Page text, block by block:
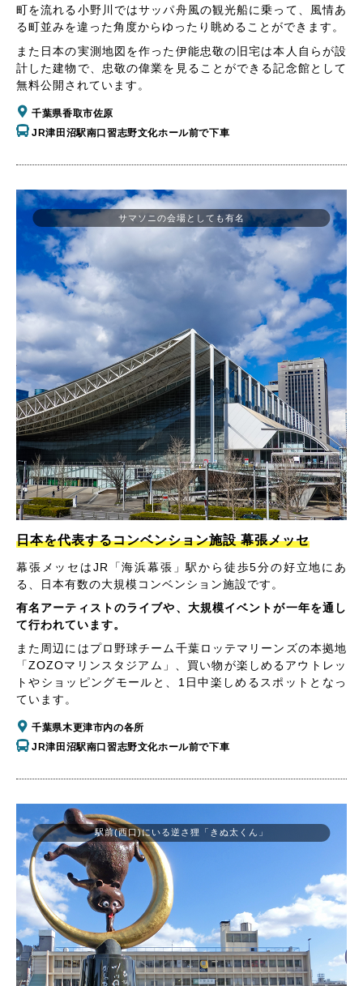
町を流れる小野川ではサッパ舟風の観光船に乗って、風情あ
る町並みを違った角度からゆったり眺めることができます。
また日本の実測地図を作った伊能忠敬の旧宅は本人自らが設
計した建物で、忠敬の偉業を見ることができる記念館として
無料公開されています。
千葉県香取市佐原
JR津田沼駅南口習志野文化ホール前で下車
日本を代表するコンベンション施設 幕張メッセ
幕張メッセはJR「海浜幕張」駅から徒歩5分の好立地にあ
る、日本有数の大規模コンベンション施設です。
有名アーティストのライブや、大規模イベントが一年を通し
て行われています。
また周辺にはプロ野球チーム千葉ロッテマリーンズの本拠地
「ZOZOマリンスタジアム」、買い物が楽しめるアウトレッ
トやショッピングモールと、1日中楽しめるスポットとなっ
ています。
千葉県木更津市内の各所
JR津田沼駅南口習志野文化ホール前で下車
サマソニの会場としても有名
駅前(西口)にいる逆さ狸「きぬ太くん」